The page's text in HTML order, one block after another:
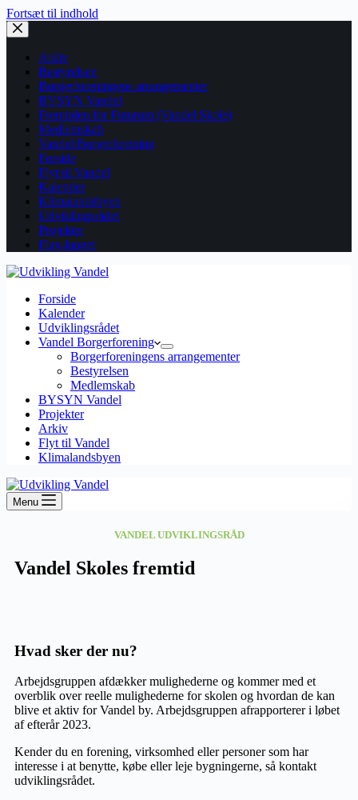
Fortsæt til indhold
Arkiv
Bestyrelsen
Borgerforeningens arrangementer
BYSYN Vandel
Fremtiden for Futurum (Vandel Skole)
Medlemskab
Vandel Borgerforening
Forside
Flyt til Vandel
Kalender
Klimalandsbyen
Udviklingsrådet
Projekter
Flag-lauget
Forside
Kalender
Udviklingsrådet
Vandel Borgerforening
Borgerforeningens arrangementer
Bestyrelsen
Medlemskab
BYSYN Vandel
Projekter
Arkiv
Flyt til Vandel
Klimalandsbyen
Menu
VANDEL UDVIKLINGSRÅD
Vandel Skoles fremtid
Hvad sker der nu?
Arbejdsgruppen afdækker mulighederne og kommer med et
overblik over reelle mulighederne for skolen og hvordan de kan
blive et aktiv for Vandel by. Arbejdsgruppen afrapporterer i løbet
af efterår 2023.
Kender du en forening, virksomhed eller personer som har
interesse i at benytte, købe eller leje bygningerne, så kontakt
udviklingsrådet.